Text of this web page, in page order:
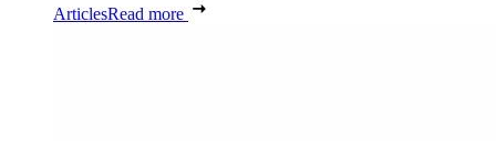
ArticlesRead more